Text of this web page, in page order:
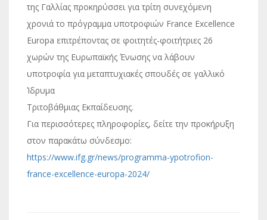
της Γαλλίας προκηρύσσει για τρίτη συνεχόμενη
χρονιά το πρόγραμμα υποτροφιών France Excellence
Europa επιτρέποντας σε φοιτητές-φοιτήτριες 26
χωρών της Ευρωπαϊκής Ένωσης να λάβουν
υποτροφία για μεταπτυχιακές σπουδές σε γαλλικό
Ίδρυμα
Τριτοβάθμιας Εκπαίδευσης.
Για περισσότερες πληροφορίες, δείτε την προκήρυξη
στον παρακάτω σύνδεσμο:
https://www.ifg.gr/news/programma-ypotrofion-
france-excellence-europa-2024/